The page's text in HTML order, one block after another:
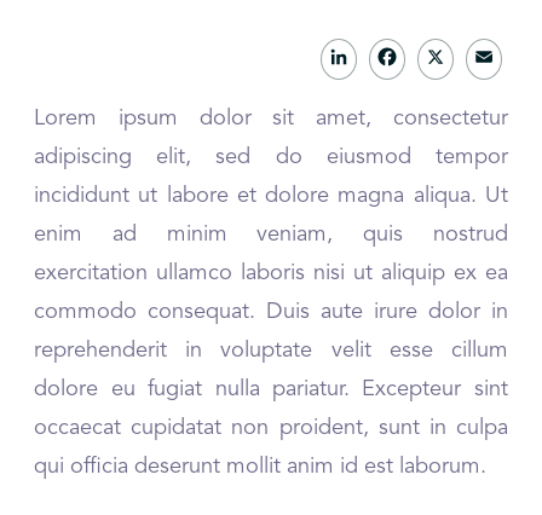
L
n
k
e
d
I
n
F
c
e
b
o
o
k
X
E
a
il
Lorem ipsum dolor sit amet, consectetur
adipiscing elit, sed do eiusmod tempor
incididunt ut labore et dolore magna aliqua. Ut
enim ad minim veniam, quis nostrud
exercitation ullamco laboris nisi ut aliquip ex ea
commodo consequat. Duis aute irure dolor in
reprehenderit in voluptate velit esse cillum
dolore eu fugiat nulla pariatur. Excepteur sint
occaecat cupidatat non proident, sunt in culpa
qui officia deserunt mollit anim id est laborum.